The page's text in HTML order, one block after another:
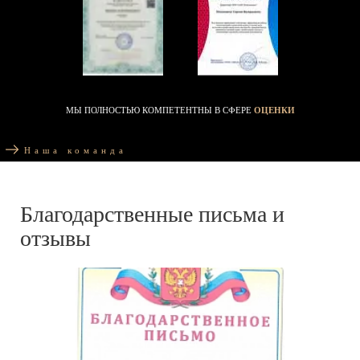
МЫ ПОЛНОСТЬЮ КОМПЕТЕНТНЫ В СФЕРЕ ОЦЕНКИ
Наша команда
Благодарственные письма и
отзывы